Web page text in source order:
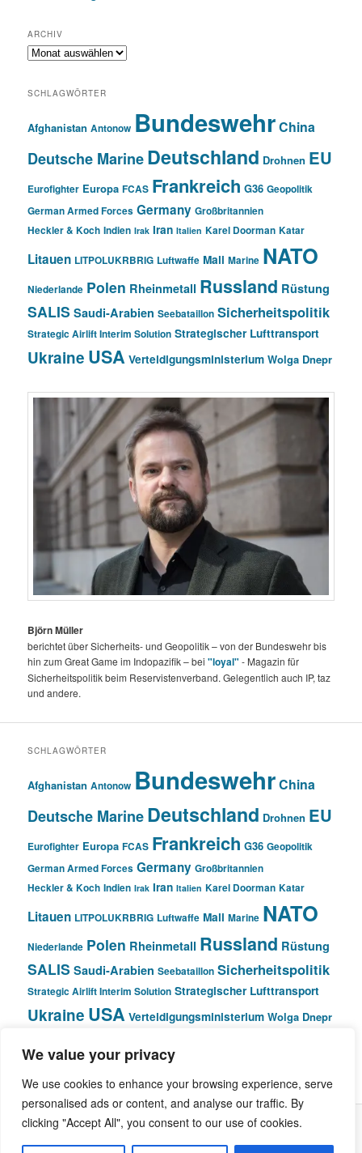
We value your privacy
We use cookies to enhance your browsing experience, serve
personalised ads or content, and analyse our traffic. By
clicking "Accept All", you consent to our use of cookies.
ARCHIV
Archiv
SCHLAGWÖRTER
Afghanistan Antonow BundeswehrChina
Deutsche MarineDeutschland Drohnen EU
Eurofighter Europa FCAS Frankreich G36 Geopolitik
German Armed Forces Germany Großbritannien
Heckler & Koch Indien Irak Iran Italien Karel Doorman Katar
Litauen LITPOLUKRBRIG Luftwaffe Mali Marine NATO
Niederlande Polen Rheinmetall Russland Rüstung
SALIS Saudi-Arabien Seebataillon Sicherheitspolitik
Strategic Airlift Interim Solution Strategischer Lufttransport
Ukraine USA Verteidigungsministerium Wolga Dnepr
Björn Müller
berichtet über Sicherheits- und Geopolitik – von der Bundeswehr bis
hin zum Great Game im Indopazifik – bei"loyal" - Magazin für
Sicherheitspolitik beim Reservistenverband. Gelegentlich auch IP, taz
und andere.
SCHLAGWÖRTER
Afghanistan Antonow BundeswehrChina
Deutsche MarineDeutschland Drohnen EU
Eurofighter Europa FCAS Frankreich G36 Geopolitik
German Armed Forces Germany Großbritannien
Heckler & Koch Indien Irak Iran Italien Karel Doorman Katar
Litauen LITPOLUKRBRIG Luftwaffe Mali Marine NATO
Niederlande Polen Rheinmetall Russland Rüstung
SALIS Saudi-Arabien Seebataillon Sicherheitspolitik
Strategic Airlift Interim Solution Strategischer Lufttransport
Ukraine USA Verteidigungsministerium Wolga Dnepr
© Pivot Area